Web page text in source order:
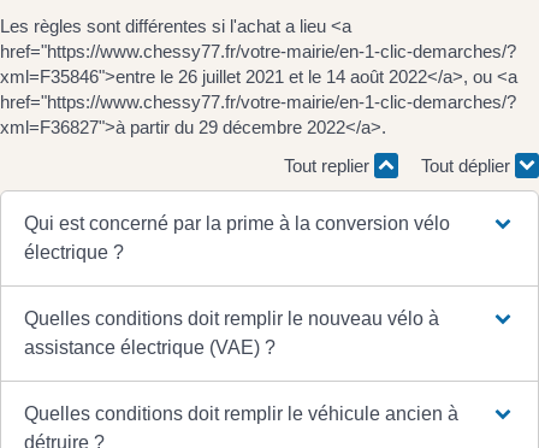
Les règles sont différentes si l'achat a lieu <a
href="https://www.chessy77.fr/votre-mairie/en-1-clic-demarches/?
xml=F35846">entre le 26 juillet 2021 et le 14 août 2022</a>, ou <a
href="https://www.chessy77.fr/votre-mairie/en-1-clic-demarches/?
xml=F36827">à partir du 29 décembre 2022</a>.
Tout replier
Tout déplier
Qui est concerné par la prime à la conversion vélo
électrique ?
Quelles conditions doit remplir le nouveau vélo à
assistance électrique (VAE) ?
Quelles conditions doit remplir le véhicule ancien à
détruire ?